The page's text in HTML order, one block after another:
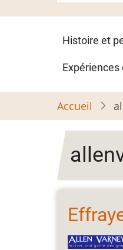
Histoire et
Accueil